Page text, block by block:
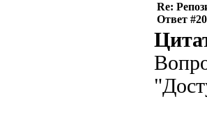
Re:
Ответ